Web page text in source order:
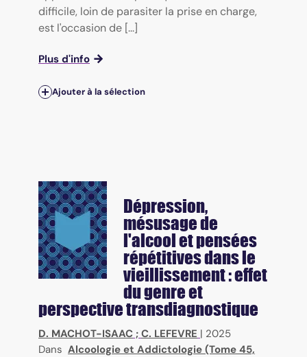
difficile, loin de parasiter la prise en charge,
est l'occasion de [...]
Plus d'info
Ajouter à la sélection
Dépression,
mésusage de
l'alcool et pensées
répétitives dans le
vieillissement : effet
du genre et
perspective transdiagnostique
D. MACHOT-ISAAC ; C. LEFEVRE | 2025
Dans Alcoologie et Addictologie (Tome 45,